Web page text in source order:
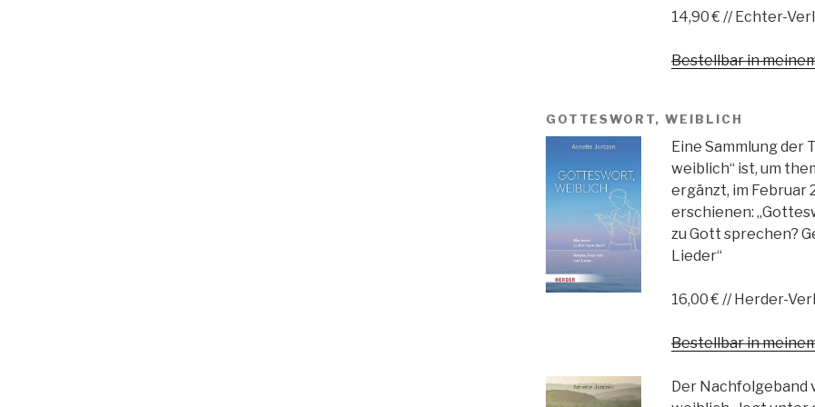
14,90 € // Echter-
Bestellbar in
GOTTESWORT, WEIBLICH
Eine Sammlung der
weiblich“ ist, um
ergänzt, im Februar
erschienen:
zu Gott sprechen?
Lieder“
16,00 € // Herder-
Bestellbar in
Der Nachfolgeband